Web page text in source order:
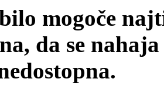
mogoče
da se